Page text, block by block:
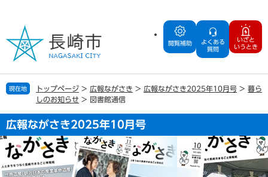
の
で
す
ー
ば
し
本
文
閲覧補助
よくある
質問
いざと
いうとき
現在地 トップページ > 広報ながさき > 広報ながさき2025年10月号 > 暮ら
しのお知らせ > 図書館通信
広報ながさき2025年10月号